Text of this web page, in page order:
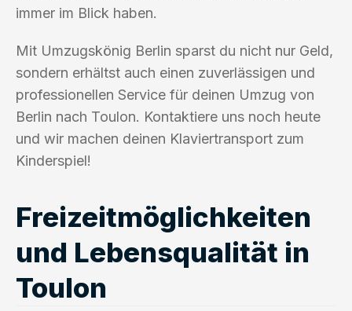
immer im Blick haben.
Mit Umzugskönig Berlin sparst du nicht nur Geld,
sondern erhältst auch einen zuverlässigen und
professionellen Service für deinen Umzug von
Berlin nach Toulon. Kontaktiere uns noch heute
und wir machen deinen Klaviertransport zum
Kinderspiel!
Freizeitmöglichkeiten
und Lebensqualität in
Toulon